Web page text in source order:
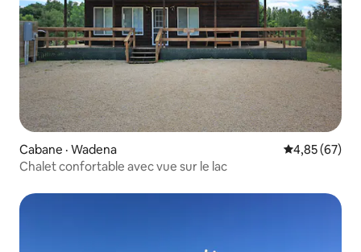
Cabane · Wadena Note
4,85 (67)
Chalet confortable avec vue sur le lac